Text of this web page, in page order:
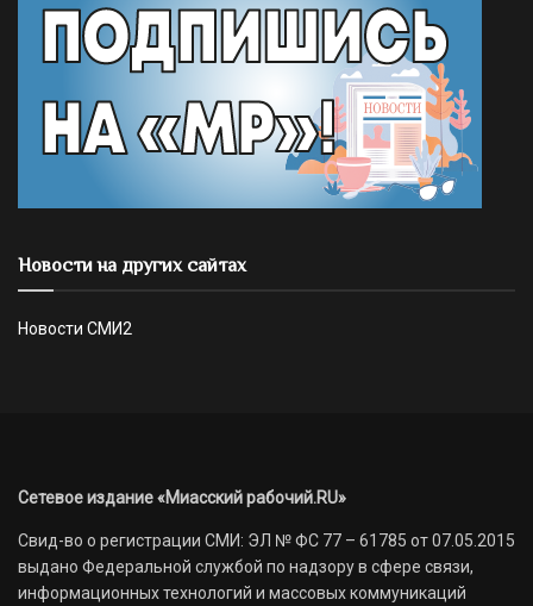
Новости на других сайтах
Новости СМИ2
Сетевое издание «Миасский рабочий.RU»
Свид-во о регистрации СМИ: ЭЛ № ФС 77 – 61785 от 07.05.2015
выдано Федеральной службой по надзору в сфере связи,
информационных технологий и массовых коммуникаций